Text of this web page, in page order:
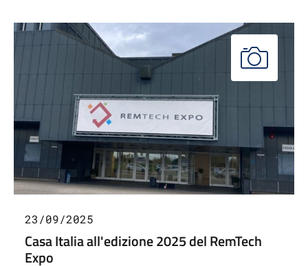
23/09/2025
Casa Italia all'edizione 2025 del RemTech
Expo